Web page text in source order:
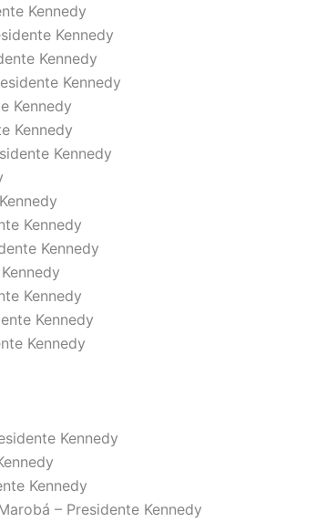
Kennedy
Kennedy
Kennedy
Kennedy
Kennedy
Kennedy
Kennedy
Kennedy
Kennedy
Kennedy
Kennedy
Kennedy
Kennedy
Kennedy
– Presidente Kennedy